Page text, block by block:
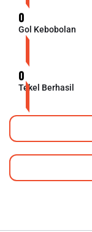
0
Gol Kebobolan
0
Tekel Berhasil